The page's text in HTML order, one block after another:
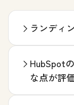
ランディ
HubSpot
な点が評